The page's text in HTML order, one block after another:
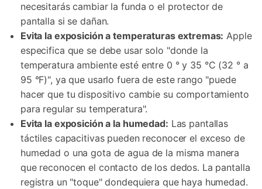
necesitarás cambiar la funda o el protector de
pantalla si se dañan.
Evita la exposición a temperaturas extremas: Apple
especifica que se debe usar solo "donde la
temperatura ambiente esté entre 0 ° y 35 °C (32 ° a
95 °F)", ya que usarlo fuera de este rango "puede
hacer que tu dispositivo cambie su comportamiento
para regular su temperatura".
Evita la exposición a la humedad: Las pantallas
táctiles capacitivas pueden reconocer el exceso de
humedad o una gota de agua de la misma manera
que reconocen el contacto de los dedos. La pantalla
registra un "toque" dondequiera que haya humedad.